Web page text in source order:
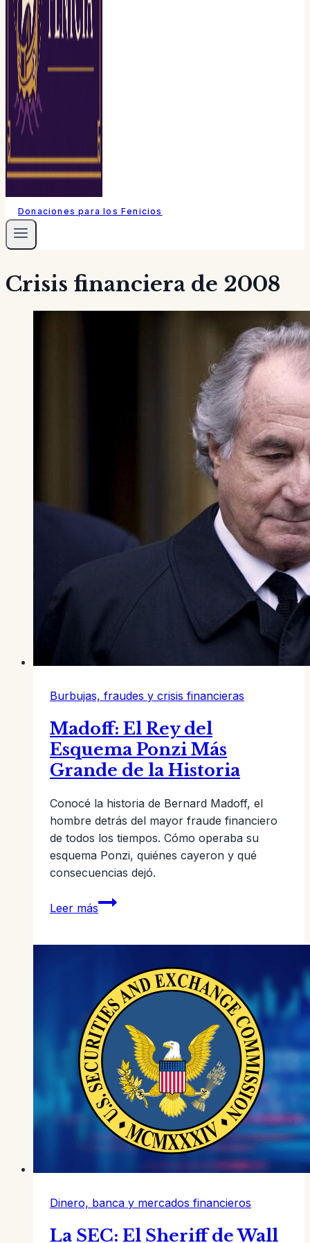
Donaciones para los Fenicios
Crisis financiera de 2008
Burbujas, fraudes y crisis financieras
Madoff: El Rey del
Esquema Ponzi Más
Grande de la Historia
Conocé la historia de Bernard Madoff, el
hombre detrás del mayor fraude financiero
de todos los tiempos. Cómo operaba su
esquema Ponzi, quiénes cayeron y qué
consecuencias dejó.
Leer más
Madoff:
El
Esquema
Ponzi
Más
Grande
de
la
Historia
Dinero, banca y mercados financieros
La SEC: El Sheriff de Wall